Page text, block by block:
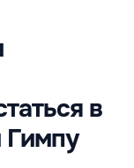
в
Гимпу